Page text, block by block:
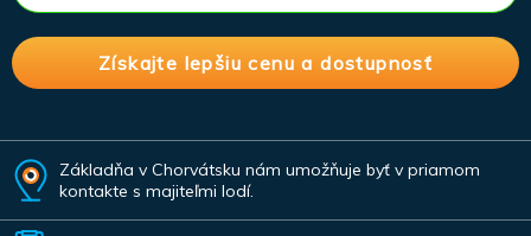
Základňa v Chorvátsku nám umožňuje byť v priamom
kontakte s majiteľmi lodí.